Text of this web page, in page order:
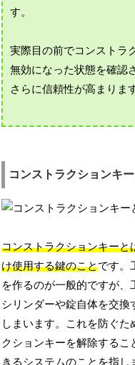
す。
実際目の前でコンストラ
無効になった状態を確認
さらに信頼性が高まりま
コンストラクションキ
コンストラクションキーと
け使用する鍵のことです。
を作るのが一般的ですが、
シリンダーや錠自体を交換
しまいます。これを防ぐた
クションキーを解除するこ
きるシステムのことを指し